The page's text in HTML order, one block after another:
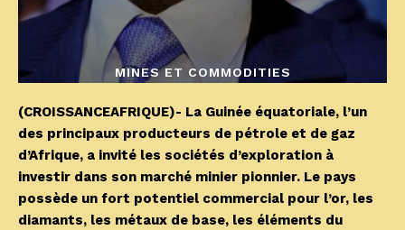
MINES ET COMMODITIES
(CROISSANCEAFRIQUE)- La Guinée équatoriale, l’un
des principaux producteurs de pétrole et de gaz
d’Afrique, a invité les sociétés d’exploration à
investir dans son marché minier pionnier. Le pays
possède un fort potentiel commercial pour l’or, les
diamants, les métaux de base, les éléments du